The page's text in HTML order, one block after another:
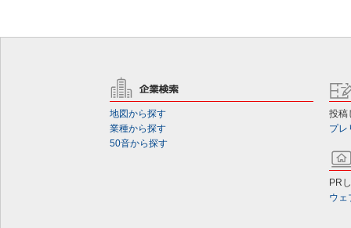
地図から探す
業種から探す
50音から探す
投稿
プレ
PR
ウェ